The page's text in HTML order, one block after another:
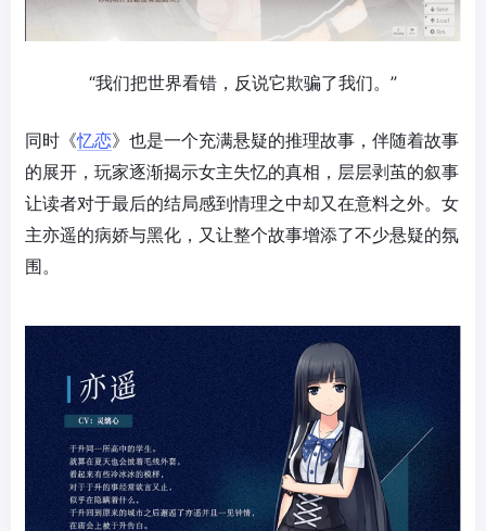
“我们把世界看错，反说它欺骗了我们。”
同时《忆恋》也是一个充满悬疑的推理故事，伴随着故事
的展开，玩家逐渐揭示女主失忆的真相，层层剥茧的叙事
让读者对于最后的结局感到情理之中却又在意料之外。女
主亦遥的病娇与黑化，又让整个故事增添了不少悬疑的氛
围。